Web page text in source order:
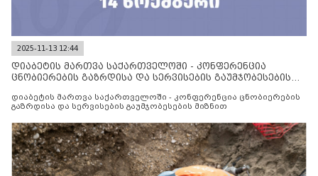
2025-11-13 12:44
დიაბეტის მართვა საქართველოში - კონფერენცია
ცნობიერების გაზრდისა და სერვისების გაუმჯობესების
დიაბეტის მართვა საქართველოში - კონფერენცია ცნობიერების
გაზრდისა და სერვისების გაუმჯობესების მიზნით